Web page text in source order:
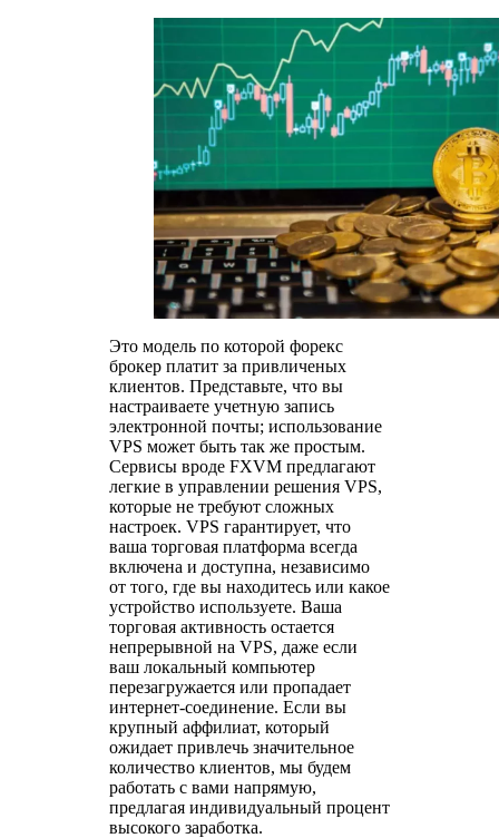
Это модель по которой форекс
брокер платит за привличеных
клиентов. Представьте, что вы
настраиваете учетную запись
электронной почты; использование
VPS может быть так же простым.
Сервисы вроде FXVM предлагают
легкие в управлении решения VPS,
которые не требуют сложных
настроек. VPS гарантирует, что
ваша торговая платформа всегда
включена и доступна, независимо
от того, где вы находитесь или какое
устройство используете. Ваша
торговая активность остается
непрерывной на VPS, даже если
ваш локальный компьютер
перезагружается или пропадает
интернет-соединение. Если вы
крупный аффилиат, который
ожидает привлечь значительное
количество клиентов, мы будем
работать с вами напрямую,
предлагая индивидуальный процент
высокого заработка.